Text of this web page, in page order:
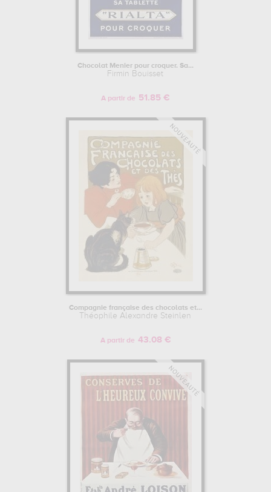
Chocolat Menier pour croquer. Sa...
Firmin Bouisset
A partir de 51.85 €
Compagnie française des chocolats et...
Théophile Alexandre Steinlen
A partir de 43.08 €